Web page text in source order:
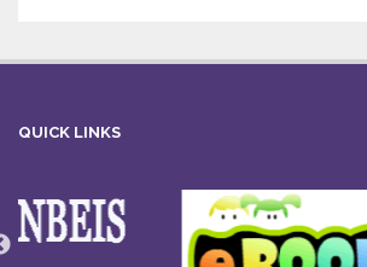
QUICK LINKS